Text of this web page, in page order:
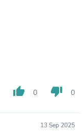
thumb_up 0 thumb_down 0
13 Sep 2025